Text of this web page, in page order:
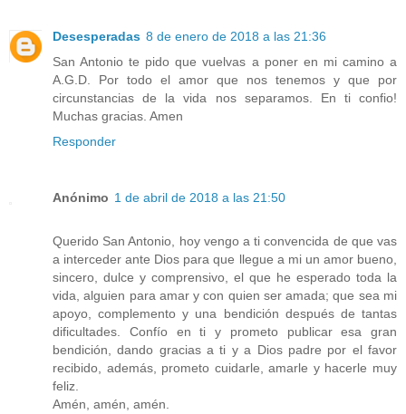
Desesperadas 8 de enero de 2018 a las 21:36
San Antonio te pido que vuelvas a poner en mi camino a
A.G.D. Por todo el amor que nos tenemos y que por
circunstancias de la vida nos separamos. En ti confio!
Muchas gracias. Amen
Responder
Anónimo 1 de abril de 2018 a las 21:50
Querido San Antonio, hoy vengo a ti convencida de que vas
a interceder ante Dios para que llegue a mi un amor bueno,
sincero, dulce y comprensivo, el que he esperado toda la
vida, alguien para amar y con quien ser amada; que sea mi
apoyo, complemento y una bendición después de tantas
dificultades. Confío en ti y prometo publicar esa gran
bendición, dando gracias a ti y a Dios padre por el favor
recibido, además, prometo cuidarle, amarle y hacerle muy
feliz.
Amén, amén, amén.